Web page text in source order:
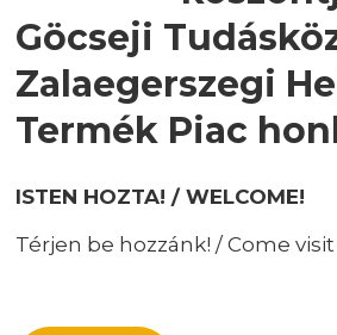
Göcseji
Zalaegerszegi
Termék Piac
ISTEN HOZTA! / WELCOME!
Térjen be hozzánk! / Come visit